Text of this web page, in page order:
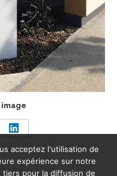
Share
on
LinkedIn
acceptez l'utilisation de
expérience sur notre
pour la diffusion de